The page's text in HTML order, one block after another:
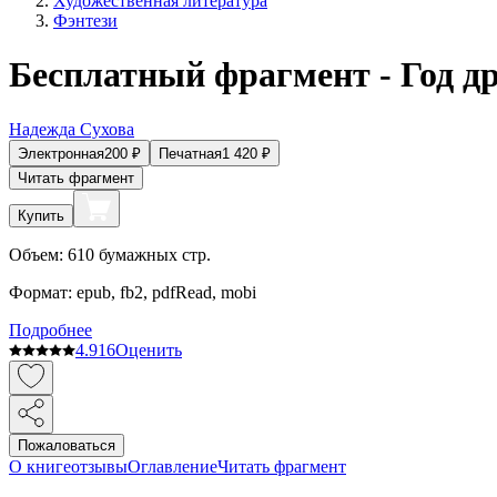
Фэнтези
Бесплатный фрагмент - Год
Надежда Сухова
Электронная200 ₽ Печатная1 420 ₽
Читать фрагмент
Купить
Объем: 610 бумажных стр.
Формат: epub, fb2, pdfRead, mobi
Подробнее
4.916Оценить
Пожаловаться
О книгеотзывыОглавлениеЧитать фрагмент